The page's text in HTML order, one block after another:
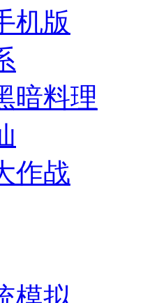
机版
暗料理
作战
模拟